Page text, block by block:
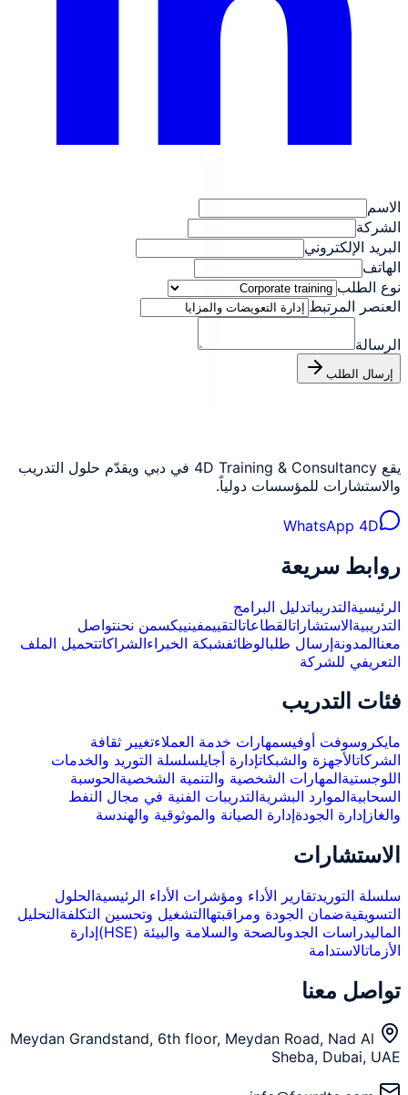
الاسم
الشركة
البريد الإلكتروني
الهاتف
نوع الطلب
العنصر المرتبط
الرسالة
إرسال الطلب
يقع 4D Training & Consultancy في دبي ويقدّم حلول التدريب
والاستشارات للمؤسسات دولياً.
WhatsApp 4D
روابط سريعة
الرئيسيةالتدريباتدليل البرامج
التدريبيةالاستشاراتالقطاعاتالتقييمفينييكسمن نحنتواصل
معناالمدونةإرسال طلبالوظائفشبكة الخبراءالشراكاتتحميل الملف
التعريفي للشركة
فئات التدريب
مايكروسوفت أوفيسمهارات خدمة العملاءتغيير ثقافة
الشركاتالأجهزة والشبكاتإدارة أجايلسلسلة التوريد والخدمات
اللوجستيةالمهارات الشخصية والتنمية الشخصيةالحوسبة
السحابيةالموارد البشريةالتدريبات الفنية في مجال النفط
والغاز إدارة الجودةإدارة الصيانة والموثوقية والهندسة
الاستشارات
سلسلة التوريدتقارير الأداء ومؤشرات الأداء الرئيسيةالحلول
التسويقيةضمان الجودة ومراقبتهاالتشغيل وتحسين التكلفةالتحليل
الماليدراسات الجدوىالصحة والسلامة والبيئة (HSE)
إدارة
الأزماتالاستدامة
تواصل معنا
Meydan Grandstand, 6th floor, Meydan Road, Nad Al
Sheba, Dubai, UAE